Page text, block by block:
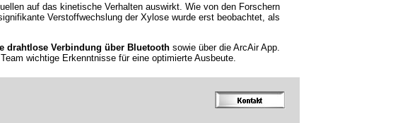
auf das kinetische Verhalten auswirkt. Wie von den Forschern
Verstoffwechslung der Xylose wurde erst beobachtet, als
drahtlose Verbindung über Bluetoothsowie über die ArcAir App.
wichtige Erkenntnisse für eine optimierte Ausbeute.